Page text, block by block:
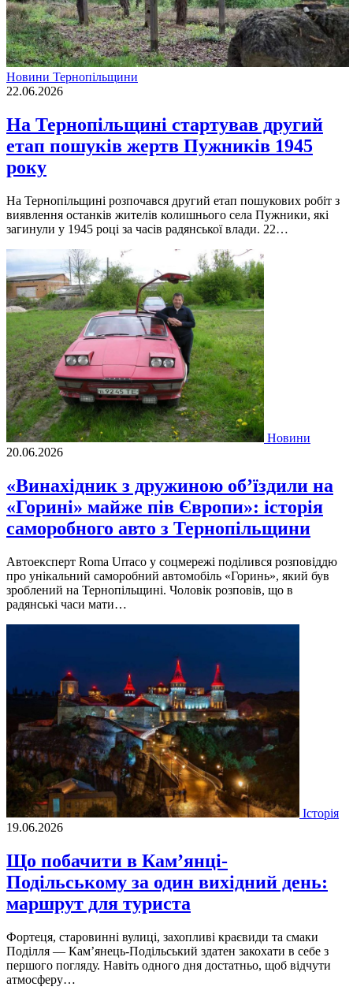
Новини Тернопільщини
22.06.2026
На Тернопільщині стартував другий
етап пошуків жертв Пужників 1945
року
На Тернопільщині розпочався другий етап пошукових робіт з
виявлення останків жителів колишнього села Пужники, які
загинули у 1945 році за часів радянської влади. 22…
Новини
20.06.2026
«Винахідник з дружиною об’їздили на
«Горині» майже пів Європи»: історія
саморобного авто з Тернопільщини
Автоексперт Roma Urraco у соцмережі поділився розповіддю
про унікальний саморобний автомобіль «Горинь», який був
зроблений на Тернопільщині. Чоловік розповів, що в
радянські часи мати…
Історія
19.06.2026
Що побачити в Кам’янці-
Подільському за один вихідний день:
маршрут для туриста
Фортеця, старовинні вулиці, захопливі краєвиди та смаки
Поділля — Кам’янець-Подільський здатен закохати в себе з
першого погляду. Навіть одного дня достатньо, щоб відчути
атмосферу…